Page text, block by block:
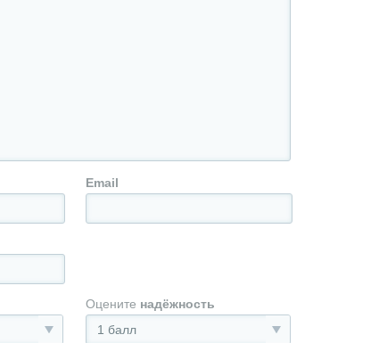
Email
Оцените надёжность
1 балл